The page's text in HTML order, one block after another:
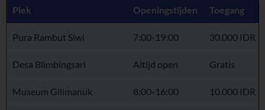
Plek Openingstijden Toegang
Pura Rambut Siwi 7:00-19:00 30.000 IDR
Desa Blimbingsari Altijd open Gratis
Museum Gilimanuk 8:00-16:00 10.000 IDR